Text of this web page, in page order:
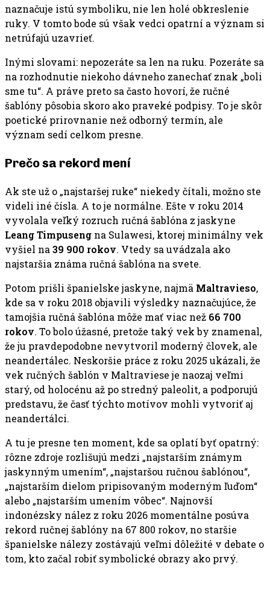
naznačuje istú symboliku, nie len holé obkreslenie
ruky. V tomto bode sú však vedci opatrní a význam si
netrúfajú uzavrieť.
Inými slovami: nepozeráte sa len na ruku. Pozeráte sa
na rozhodnutie niekoho dávneho zanechať znak „boli
sme tu“. A práve preto sa často hovorí, že ručné
šablóny pôsobia skoro ako praveké podpisy. To je skôr
poetické prirovnanie než odborný termín, ale
význam sedí celkom presne.
Prečo sa rekord mení
Ak ste už o „najstaršej ruke“ niekedy čítali, možno ste
videli iné čísla. A to je normálne. Ešte v roku 2014
vyvolala veľký rozruch ručná šablóna z jaskyne
Leang Timpuseng na Sulawesi, ktorej minimálny vek
vyšiel na 39 900 rokov. Vtedy sa uvádzala ako
najstaršia známa ručná šablóna na svete.
Potom prišli španielske jaskyne, najmä Maltravieso,
kde sa v roku 2018 objavili výsledky naznačujúce, že
tamojšia ručná šablóna môže mať viac než 66 700
rokov. To bolo úžasné, pretože taký vek by znamenal,
že ju pravdepodobne nevytvoril moderný človek, ale
neandertálec. Neskoršie práce z roku 2025 ukázali, že
vek ručných šablón v Maltraviese je naozaj veľmi
starý, od holocénu až po stredný paleolit, a podporujú
predstavu, že časť týchto motívov mohli vytvoriť aj
neandertálci.
A tu je presne ten moment, kde sa oplatí byť opatrný:
rôzne zdroje rozlišujú medzi „najstarším známym
jaskynným umením“, „najstaršou ručnou šablónou“,
„najstarším dielom pripisovaným moderným ľuďom“
alebo „najstarším umením vôbec“. Najnovší
indonézsky nález z roku 2026 momentálne posúva
rekord ručnej šablóny na 67 800 rokov, no staršie
španielske nálezy zostávajú veľmi dôležité v debate o
tom, kto začal robiť symbolické obrazy ako prvý.